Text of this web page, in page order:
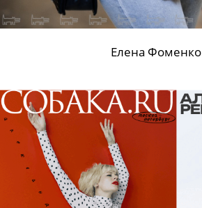
Елена Фоменко